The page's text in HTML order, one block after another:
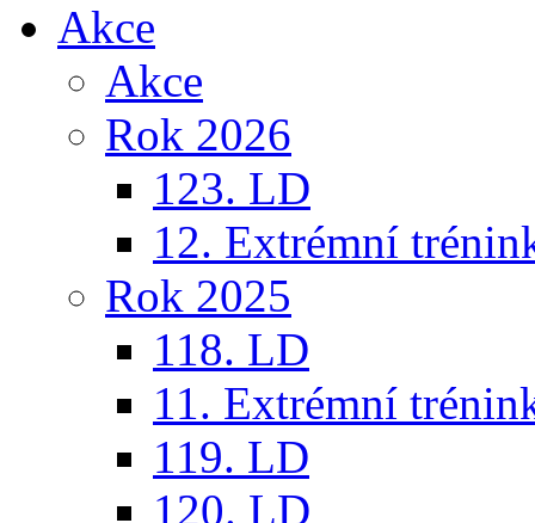
Akce
Akce
Rok 2026
123. LD
12. Extrémní
Rok 2025
118. LD
11. Extrémní
119. LD
120. LD